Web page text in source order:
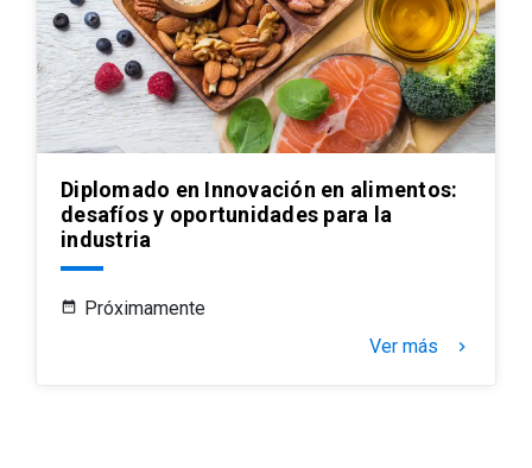
Diplomado en Innovación en alimentos:
desafíos y oportunidades para la
industria
Próximamente
Ver más
keyboard_arrow_right